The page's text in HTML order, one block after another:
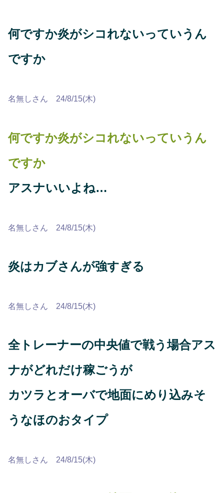
何ですか炎がシコれないっていうん
ですか
名無しさん 24/8/15(木)
何ですか炎がシコれないっていうん
ですか
アスナいいよね…
名無しさん 24/8/15(木)
炎はカブさんが強すぎる
名無しさん 24/8/15(木)
全トレーナーの中央値で戦う場合アス
ナがどれだけ稼ごうが
カツラとオーバで地面にめり込みそ
うなほのおタイプ
名無しさん 24/8/15(木)